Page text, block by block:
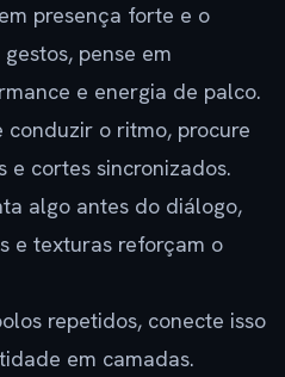
presença forte e o
pense em
e energia de palco.
conduzir o ritmo, procure
e cortes sincronizados.
algo antes do diálogo,
e texturas reforçam o
repetidos, conecte isso
em camadas.